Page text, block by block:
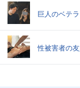
巨人のベテ
性被害者の